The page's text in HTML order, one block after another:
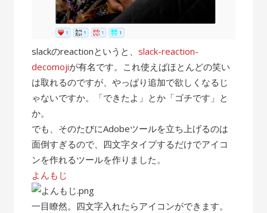
slackのreactionというと、slack-reaction-
decomojiが有名です。これ使えばほとんどの笑い
は取れるのですが、やっぱり追加で欲しくなるじ
ゃないですか。「できたよ」とか「ゴチです」と
か。
でも、そのたびにAdobeツールを立ち上げるのは
面倒すぎるので、四文字タイプするだけでアイコ
ンを作れるツールを作りました。
よんもじ
一目瞭然。四文字入れたらアイコンができます。